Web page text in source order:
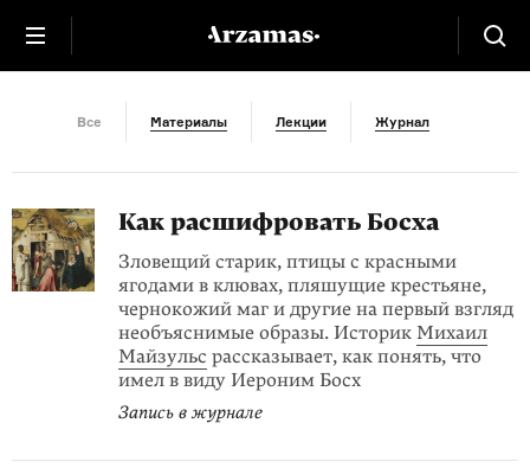
Средние века
Все Материалы Лекции Журнал
Как расшифровать Босха
Зловещий старик, птицы с красными
ягодами в клювах, пляшущие крестьяне,
чернокожий маг и другие на первый взгляд
необъяснимые образы. Историк Михаил
Майзульс рассказывает, как понять, что
имел в виду Иероним Босх
Запись в журнале